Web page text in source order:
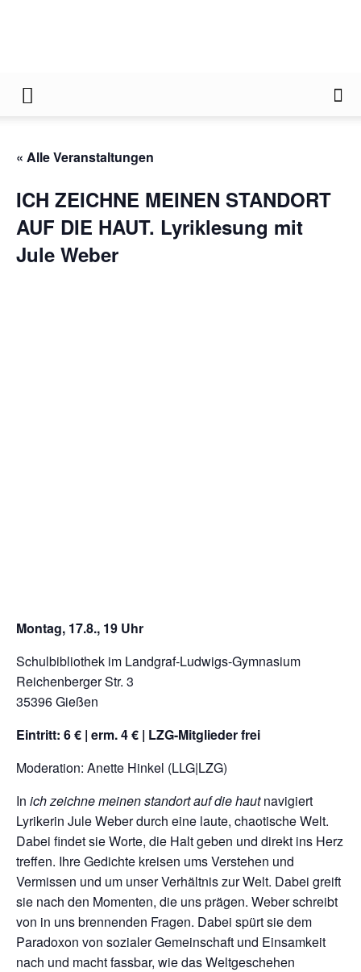
« Alle Veranstaltungen
ICH ZEICHNE MEINEN STANDORT
AUF DIE HAUT. Lyriklesung mit
Jule Weber
Montag, 17.8., 19 Uhr
Schulbibliothek im Landgraf-Ludwigs-Gymnasium
Reichenberger Str. 3
35396 Gießen
Eintritt: 6 € | erm. 4 € | LZG-Mitglieder frei
Moderation: Anette Hinkel (LLG|LZG)
In ich zeichne meinen standort auf die hautnavigiert
Lyrikerin Jule Weber durch eine laute, chaotische Welt.
Dabei findet sie Worte, die Halt geben und direkt ins Herz
treffen. Ihre Gedichte kreisen ums Verstehen und
Vermissen und um unser Verhältnis zur Welt. Dabei greift
sie nach den Momenten, die uns prägen. Weber schreibt
von in uns brennenden Fragen. Dabei spürt sie dem
Paradoxon von sozialer Gemeinschaft und Einsamkeit
nach und macht fassbar, wie das Weltgeschehen